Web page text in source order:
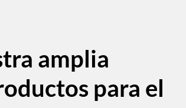
amplia
para el